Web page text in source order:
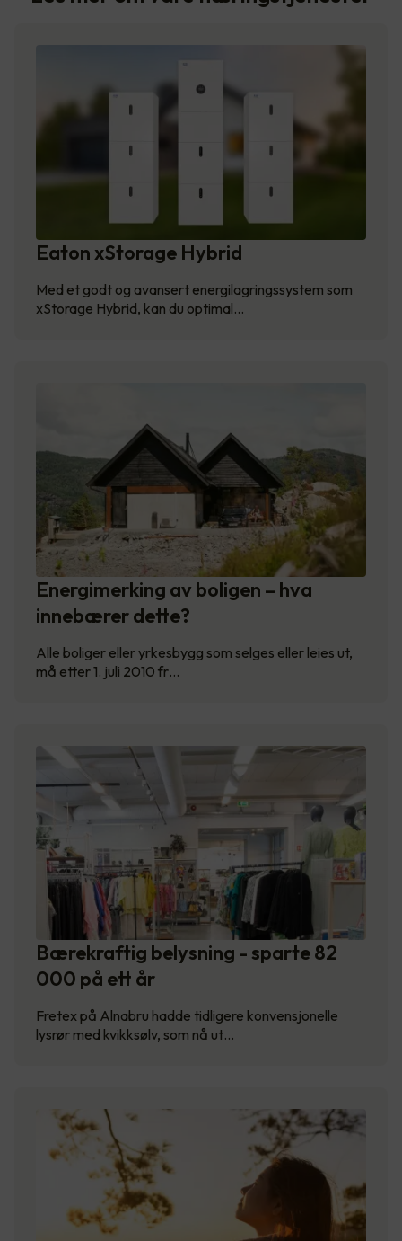
Eaton xStorage Hybrid
Med et godt og avansert energilagringssystem som
xStorage Hybrid, kan du optimal…
Energimerking av boligen – hva
innebærer dette?
Alle boliger eller yrkesbygg som selges eller leies ut,
må etter 1. juli 2010 fr…
Bærekraftig belysning - sparte 82
000 på ett år
Fretex på Alnabru hadde tidligere konvensjonelle
lysrør med kvikksølv, som nå ut…